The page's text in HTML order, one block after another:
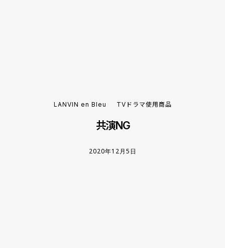
LANVIN en Bleu TVドラマ使用商品
共演NG
2020年12月5日